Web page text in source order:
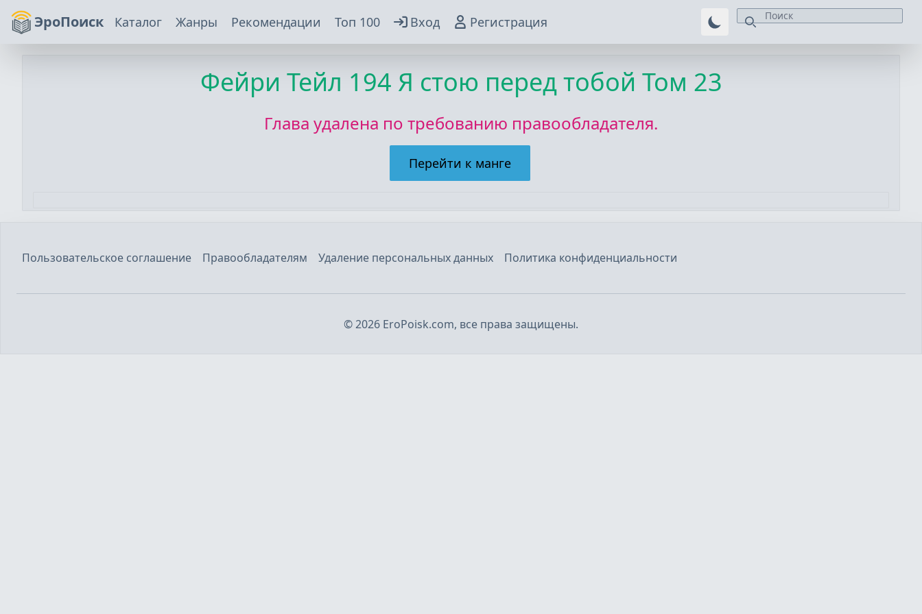
ЭроПоиск Каталог Жанры Рекомендации Топ 100 Вход Регистрация
Фейри Тейл 194 Я стою перед тобой Том 23
Глава удалена по требованию правообладателя.
Перейти к манге
Пользовательское соглашение Правообладателям Удаление персональных данных Политика конфиденциальности
©2026 EroPoisk.com, все права защищены.